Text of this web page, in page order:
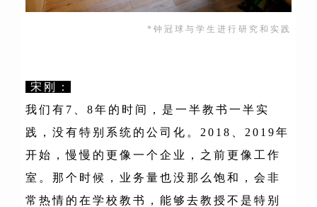
*钟冠球与学生进行研究和实践
宋刚：
我们有7、8年的时间，是一半教书一半实
践，没有特别系统的公司化。2018、2019年
开始，慢慢的更像一个企业，之前更像工作
室。那个时候，业务量也没那么饱和，会非
常热情的在学校教书，能够去教授不是特别